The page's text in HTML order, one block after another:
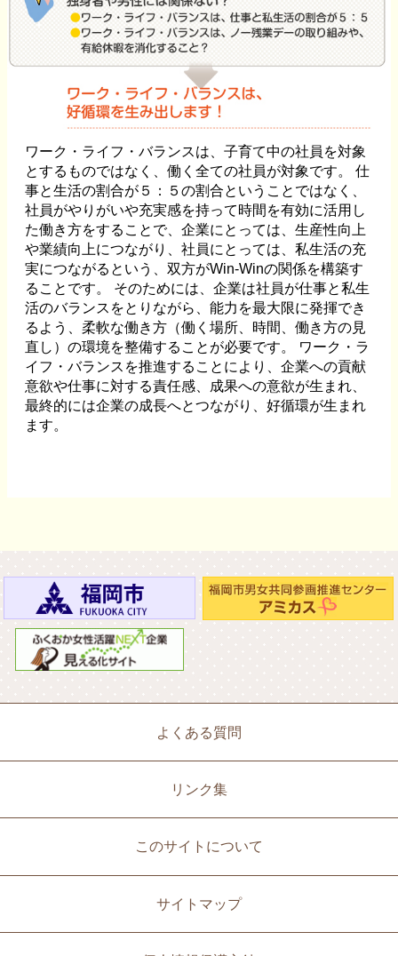
ワーク・ライフ・バランスは、子育て中の社員を対象
とするものではなく、働く全ての社員が対象です。 仕
事と生活の割合が５：５の割合ということではなく、
社員がやりがいや充実感を持って時間を有効に活用し
た働き方をすることで、企業にとっては、生産性向上
や業績向上につながり、社員にとっては、私生活の充
実につながるという、双方がWin-Winの関係を構築す
ることです。 そのためには、企業は社員が仕事と私生
活のバランスをとりながら、能力を最大限に発揮でき
るよう、柔軟な働き方（働く場所、時間、働き方の見
直し）の環境を整備することが必要です。 ワーク・ラ
イフ・バランスを推進することにより、企業への貢献
意欲や仕事に対する責任感、成果への意欲が生まれ、
最終的には企業の成長へとつながり、好循環が生まれ
ます。
よくある質問
リンク集
このサイトについて
サイトマップ